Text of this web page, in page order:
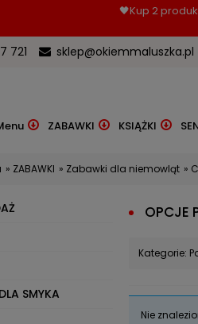
🖤Kup 2
721 sklep@okiemmaluszka.pl
ZABAWKI KSIĄŻKI
» ZABAWKI » Zabawki dla niemowląt »
SMYKA
OPCJE
Kategorie:
Nie